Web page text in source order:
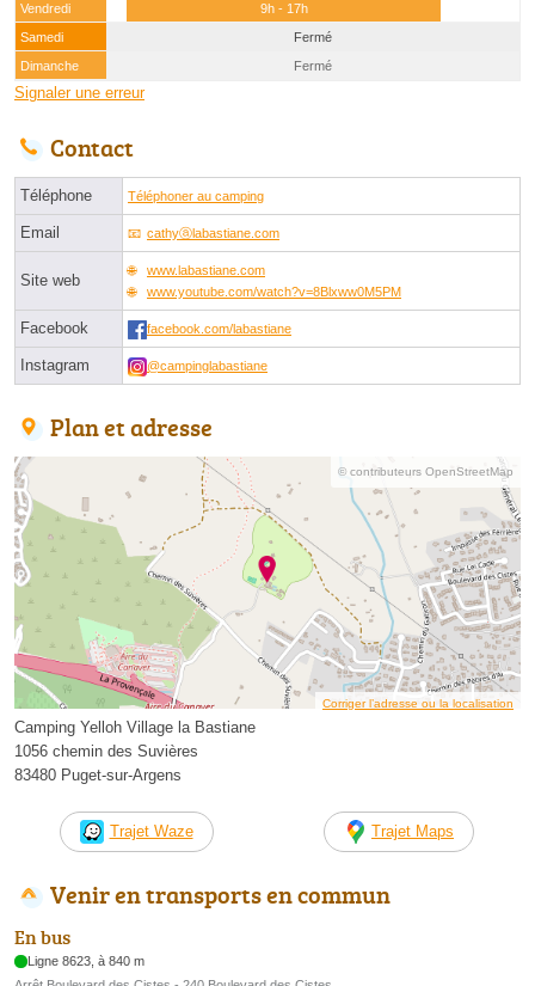
Vendredi
9h - 17h
Samedi
Fermé
Dimanche
Fermé
Signaler une erreur
Contact
Téléphone Téléphoner au camping
Email cathyⓐlabastiane.com
Site web
www.labastiane.com
www.youtube.com/watch?v=8Blxww0M5PM
Facebook facebook.com/labastiane
Instagram @campinglabastiane
Plan et adresse
© contributeurs OpenStreetMap
Corriger l’adresse ou la localisation
Camping Yelloh Village la Bastiane
1056 chemin des Suvières
83480 Puget-sur-Argens
Trajet Waze Trajet Maps
Venir en transports en commun
En bus
Ligne 8623, à 840 m